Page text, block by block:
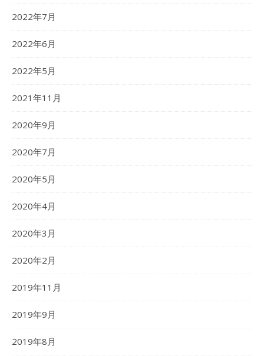
2022年7月
2022年6月
2022年5月
2021年11月
2020年9月
2020年7月
2020年5月
2020年4月
2020年3月
2020年2月
2019年11月
2019年9月
2019年8月